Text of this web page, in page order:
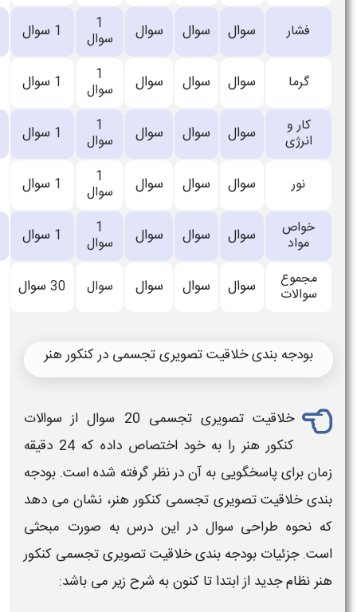
سوال 1
سوال سوال 1 سوال اعلام
نشده
سوال 1
سوال سوال 1 سوال اعلام
نشده
سوال 1
سوال سوال 2 سوال اعلام
نشده
سوال 1
سوال سوال 1 سوال اعلام
نشده
سوال 1
سوال سوال 1 سوال اعلام
نشده
سوال سوال 30سوال 30
سوال
اعلام
نشده
تجسمی در کنکور هنر
خلاقیت تصویری تجسمی 20 سوال از سوالات
کنکور هنر را به خود اختصاص داده که 24 دقیقه
در نظر گرفته شده است.بودجه
کنکور هنر، نشان می دهد
این درس به صورت مبحثی
خلاقیت تصویری تجسمیکنکور
کنون به شرح زیر می باشد: